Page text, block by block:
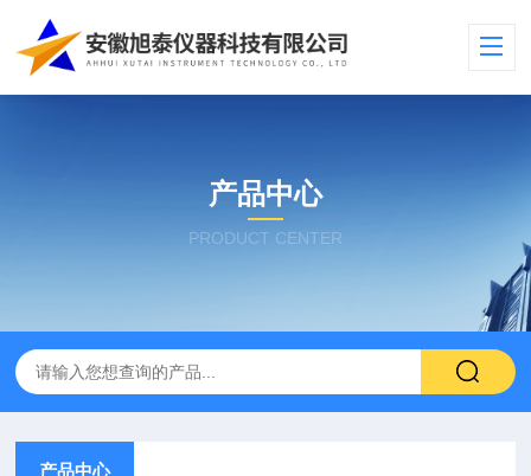
产品中心
PRODUCT CENTER
产品中心